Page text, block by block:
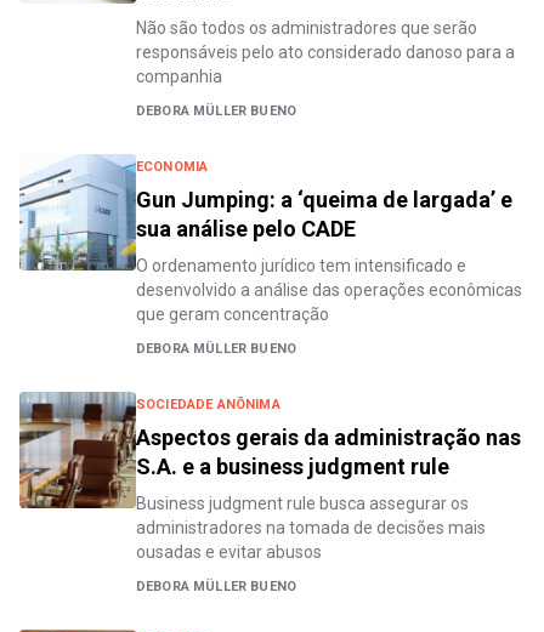
Não são todos os administradores que serão
responsáveis pelo ato considerado danoso para a
companhia
DEBORA MÜLLER BUENO
ECONOMIA
Gun Jumping: a ‘queima de largada’ e
sua análise pelo CADE
O ordenamento jurídico tem intensificado e
desenvolvido a análise das operações econômicas
que geram concentração
DEBORA MÜLLER BUENO
SOCIEDADE ANÕNIMA
Aspectos gerais da administração nas
S.A. e a business judgment rule
Business judgment rule busca assegurar os
administradores na tomada de decisões mais
ousadas e evitar abusos
DEBORA MÜLLER BUENO